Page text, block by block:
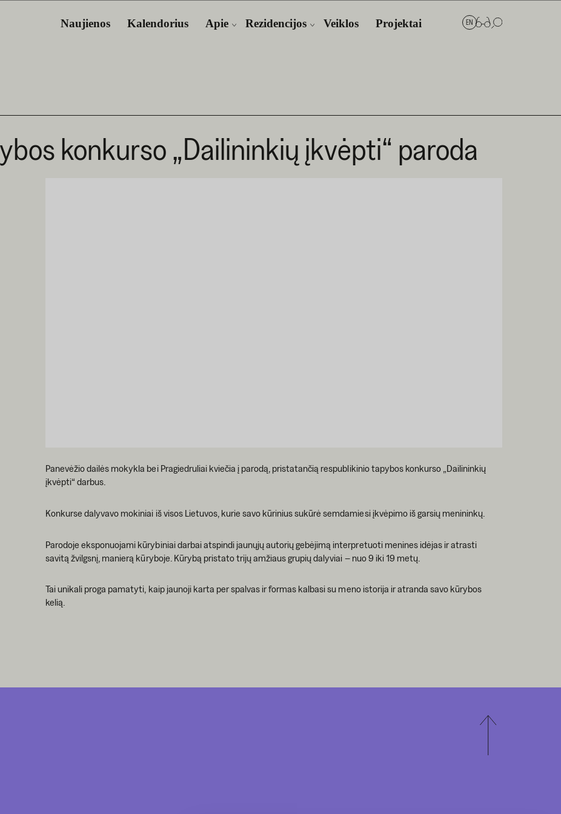
Naujienos Kalendorius Apie Rezidencijos Veiklos Projektai EN
konkurso „Dailininkių įkvėpti“ paroda
Panevėžio dailės mokykla bei Pragiedruliai kviečia į parodą, pristatančią respublikinio tapybos konkurso „Dailininkių
įkvėpti“ darbus.
Konkurse dalyvavo mokiniai iš visos Lietuvos, kurie savo kūrinius sukūrė semdamiesi įkvėpimo iš garsių menininkų.
Parodoje eksponuojami kūrybiniai darbai atspindi jaunųjų autorių gebėjimą interpretuoti menines idėjas ir atrasti
savitą žvilgsnį, manierą kūryboje. Kūrybą pristato trijų amžiaus grupių dalyviai – nuo 9 iki 19 metų.
Tai unikali proga pamatyti, kaip jaunoji karta per spalvas ir formas kalbasi su meno istorija ir atranda savo kūrybos
kelią.